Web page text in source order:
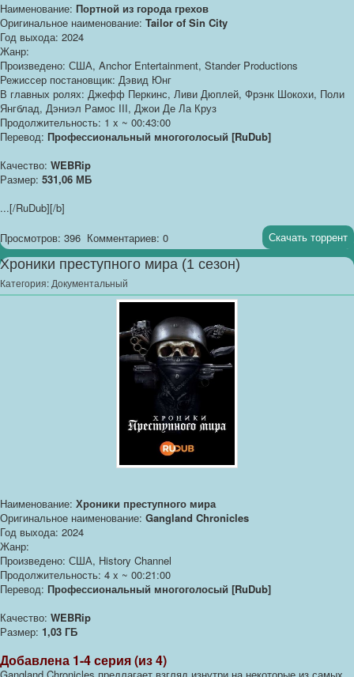
Наименование: Портной из города грехов
Оригинальное наименование: Tailor of Sin City
Год выхода: 2024
Жанр:
Произведено: США, Anchor Entertainment, Stander Productions
Режиссер постановщик: Дэвид Юнг
В главных ролях: Джефф Перкинс, Ливи Дюплей, Фрэнк Шокохи, Поли
Янгблад, Дэниэл Рамос III, Джои Де Ла Круз
Продолжительность: 1 x ~ 00:43:00
Перевод: Профессиональный многоголосый [RuDub]
Качество: WEBRip
Размер: 531,06 МБ
...[/RuDub][/b]
Просмотров: 396 Комментариев: 0 Скачать торрент
Хроники преступного мира (1 сезон)
Категория: Документальный
Наименование: Хроники преступного мира
Оригинальное наименование: Gangland Chronicles
Год выхода: 2024
Жанр:
Произведено: США, History Channel
Продолжительность: 4 x ~ 00:21:00
Перевод: Профессиональный многоголосый [RuDub]
Качество: WEBRip
Размер: 1,03 ГБ
Добавлена 1-4 серия (из 4)